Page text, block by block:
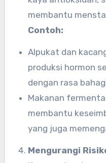
membantu
Contoh:
Alpukat dan
produksi hormon
dengan rasa
Makanan
membantu
yang juga
Mengurangi